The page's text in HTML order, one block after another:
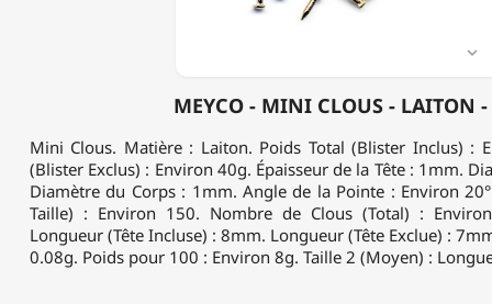
MEYCO - MINI CLOUS - LAITON -

Mini Clous. Matière : Laiton. Poids Total (Blister Inclus) :
(Blister Exclus) : Environ 40g. Épaisseur de la Tête : 1mm.
Diamètre du Corps : 1mm. Angle de la Pointe : Environ
Taille) : Environ 150. Nombre de Clous (Total) :
Longueur (Tête Incluse) : 8mm. Longueur (Tête Exclue) :
0.08g. Poids pour 100 : Environ 8g. Taille 2 (Moyen) :